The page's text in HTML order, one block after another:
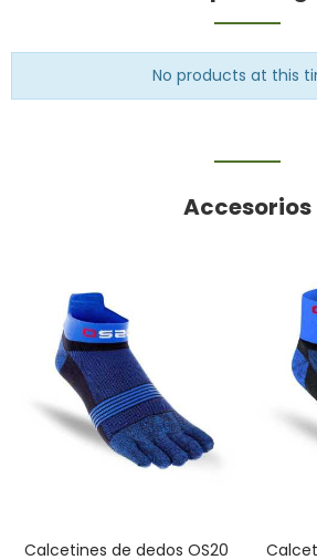
No products at this
Accesorios
Calcetines de dedos OS20